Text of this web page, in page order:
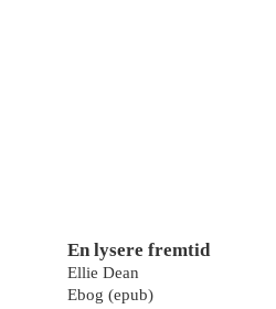
En lysere fremtid
Ellie Dean
Ebog (epub)